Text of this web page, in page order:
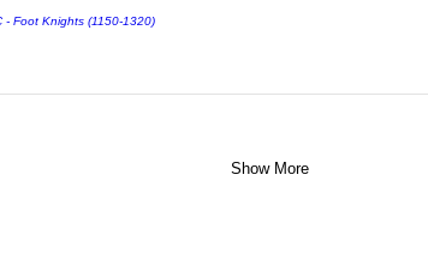
- Foot Knights (1150-1320)
Show More